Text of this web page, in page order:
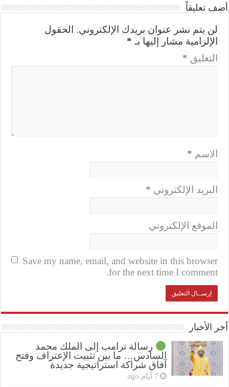
أضف تعليقاً
لن يتم نشر عنوان بريدك الإلكتروني.
الحقول
الإلزامية مشار إليها بـ *
التعليق *
الاسم *
البريد الإلكتروني *
الموقع الإلكتروني
Save my name, email, and website in this browser
for the next time I comment.
أخر الأخبار
رسالة ترامب إلى الملك محمد
السادس… ما بين تثبيت الإعتراف وفتح
آفاق شراكة استراتيجية جديدة
7 أيام ago